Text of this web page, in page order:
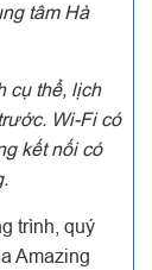
tâm Hà
cụ thể, lịch
Wi-Fi có
kết nối có
trình, quý
Amazing